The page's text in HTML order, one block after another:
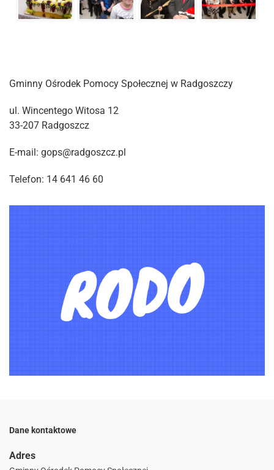
Gminny Ośrodek Pomocy Społecznej w Radgoszczy
ul. Wincentego Witosa 12
33-207 Radgoszcz
E-mail: gops@radgoszcz.pl
Telefon: 14 641 46 60
Dane kontaktowe
Adres